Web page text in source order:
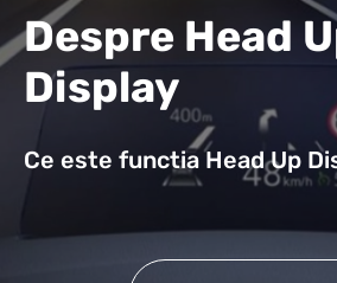
Despre Head
Display
Ce este functia Head Up